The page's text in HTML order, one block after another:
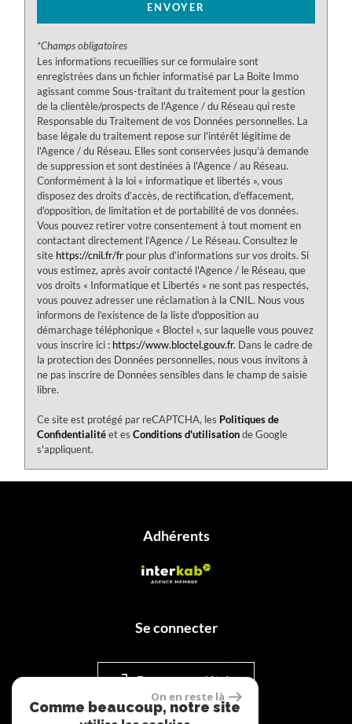
ENVOYER
*Champs obligatoires
Les informations recueillies sur ce formulaire sont
enregistrées dans un fichier informatisé par La Boite Immo
agissant comme Sous-traitant du traitement pour la gestion
de la clientèle/prospects de l'Agence / du Réseau qui reste
Responsable du Traitement de vos Données personnelles. La
base légale du traitement repose sur l'intérêt légitime de
l'Agence / du Réseau. Elles sont conservées jusqu'à demande
de suppression et sont destinées à l'Agence / au Réseau.
Conformément à la loi « informatique et libertés », vous
disposez des droits d’accès, de rectification, d’effacement,
d’opposition, de limitation et de portabilité de vos données.
Vous pouvez retirer votre consentement à tout moment en
contactant directement l’Agence / Le Réseau. Consultez le
site https://cnil.fr/fr pour plus d’informations sur vos droits. Si
vous estimez, après avoir contacté l'Agence / le Réseau, que
vos droits « Informatique et Libertés » ne sont pas respectés,
vous pouvez adresser une réclamation à la CNIL. Nous vous
informons de l’existence de la liste d'opposition au
démarchage téléphonique « Bloctel », sur laquelle vous pouvez
vous inscrire ici : https://www.bloctel.gouv.fr. Dans le cadre de
la protection des Données personnelles, nous vous invitons à
ne pas inscrire de Données sensibles dans le champ de saisie
libre.
Ce site est protégé par reCAPTCHA, les Politiques de
Confidentialitéet es Conditions d'utilisationde Google
s'appliquent.
adhérents
se connecter
Espace propriétaire
On en reste là
Comme beaucoup, notre site